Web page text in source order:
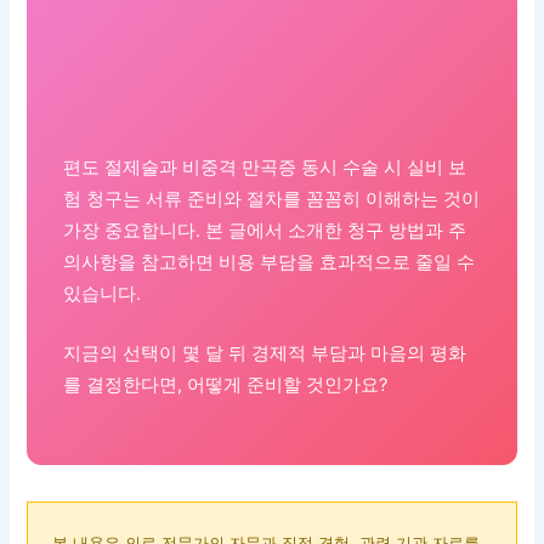
편도 절제술과 비중격 만곡증 동시 수술 시 실비 보
험 청구는 서류 준비와 절차를 꼼꼼히 이해하는 것이
가장 중요합니다. 본 글에서 소개한 청구 방법과 주
의사항을 참고하면 비용 부담을 효과적으로 줄일 수
있습니다.
지금의 선택이 몇 달 뒤 경제적 부담과 마음의 평화
를 결정한다면, 어떻게 준비할 것인가요?